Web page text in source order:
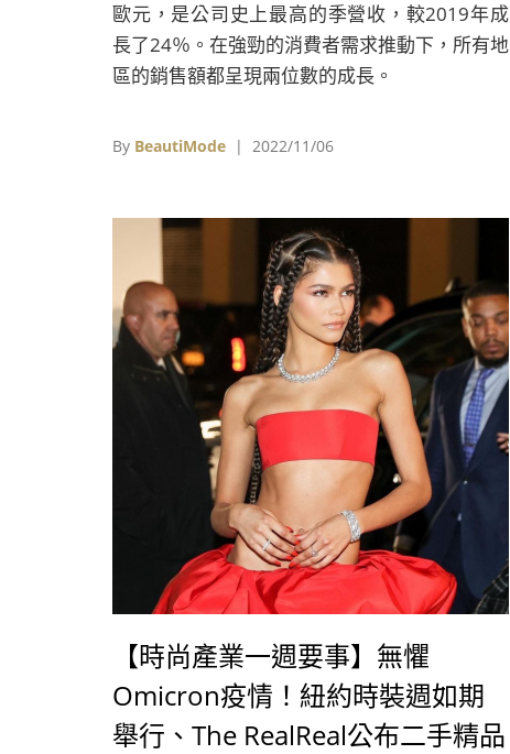
歐元，是公司史上最高的季營收，較2019年成
長了24％。在強勁的消費者需求推動下，所有地
區的銷售額都呈現兩位數的成長。
By BeautiMode | 2022/11/06
【時尚產業一週要事】無懼
Omicron疫情！紐約時裝週如期
舉行、The RealReal公布二手精品